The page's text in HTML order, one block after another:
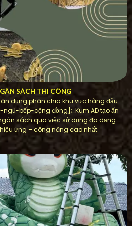
SÁCH THI CÔNG
dụng phân chia khu vực hàng đầu:
bếp-cộng đồng];…Kum AD tạo ấn
sách qua việc sử dụng đa dạng
ứng – công năng cao nhất